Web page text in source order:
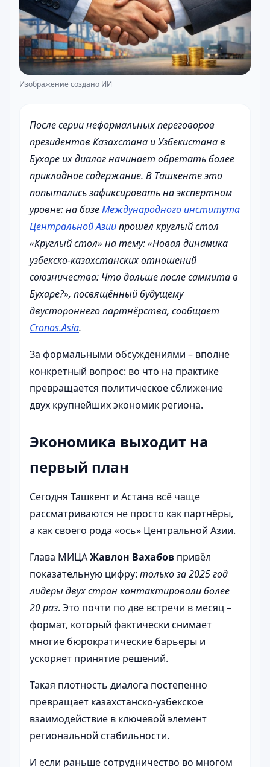
Изображение создано ИИ
После серии неформальных переговоров
президентов Казахстана и Узбекистана в
Бухаре их диалог начинает обретать более
прикладное содержание. В Ташкенте это
попытались зафиксировать на экспертном
уровне: на базеМеждународного института
Центральной Азиипрошёл круглый стол
«Круглый стол» на тему: «Новая динамика
узбекско-казахстанских отношений
союзничества: Что дальше после саммита в
Бухаре?», посвящённый будущему
двустороннего партнёрства, сообщает
Cronos.Asia.
За формальными обсуждениями – вполне
конкретный вопрос: во что на практике
превращается политическое сближение
двух крупнейших экономик региона.
Экономика выходит на
первый план
Сегодня Ташкент и Астана всё чаще
рассматриваются не просто как партнёры,
а как своего рода «ось» Центральной Азии.
Глава МИЦАЖавлон Вахабов привёл
показательную цифру: только за 2025 год
лидеры двух стран контактировали более
20 раз. Это почти по две встречи в месяц –
формат, который фактически снимает
многие бюрократические барьеры и
ускоряет принятие решений.
Такая плотность диалога постепенно
превращает казахстанско-узбекское
взаимодействие в ключевой элемент
региональной стабильности.
И если раньше сотрудничество во многом